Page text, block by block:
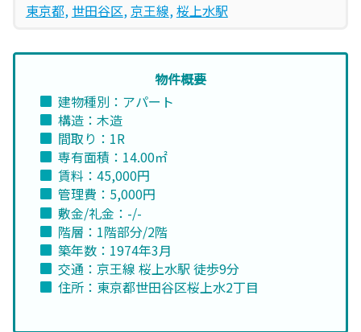
東京都, 世田谷区, 京王線, 桜上水駅
物件概要
建物種別：アパート
構造：木造
間取り：1R
専有面積：14.00㎡
賃料：45,000円
管理費：5,000円
敷金/礼金：-/-
階層：1階部分/2階
築年数：1974年3月
交通：京王線 桜上水駅 徒歩9分
住所：東京都世田谷区桜上水2丁目